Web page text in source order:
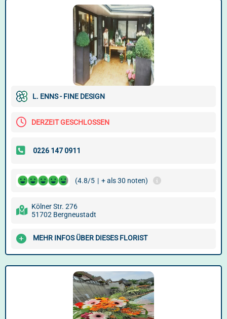
L. ENNS - FINE DESIGN
DERZEIT GESCHLOSSEN
(4.8/5 | + als 30 noten)
Kölner Str. 276
51702 Bergneustadt
MEHR INFOS ÜBER DIESES FLORIST